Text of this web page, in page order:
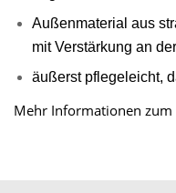
Außenmaterial aus
mit Verstärkung an
äußerst pflegeleicht,
Mehr Informationen zum